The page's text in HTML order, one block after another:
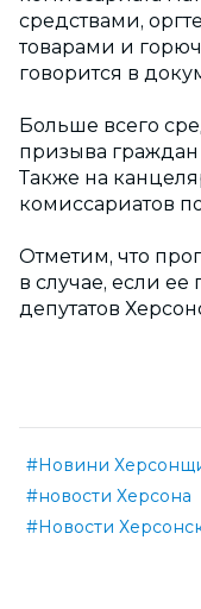
средствами,
товарами и
говорится в
Больше всего
призыва
Также на
комиссариатов
Отметим, что
в случае, если
депутатов
#Новини
#новости Херсона
#Новости